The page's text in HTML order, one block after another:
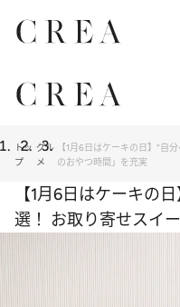
トッ
プ
グル
メ
【1月6日はケーキの日】“自
のおやつ時間」を充実
【1月6日はケーキの
選！ お取り寄せスイ